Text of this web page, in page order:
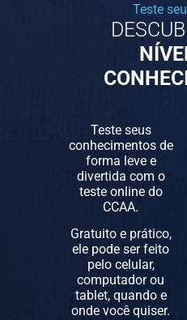
Teste
Teste seus
conhecimentos de
forma leve e
divertida com o
teste online do
CCAA.
Gratuito e prático,
ele pode ser feito
pelo celular,
computador ou
tablet, quando e
onde você quiser.